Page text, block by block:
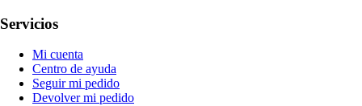
Servicios
Mi cuenta
Centro de ayuda
Seguir mi pedido
Devolver mi pedido